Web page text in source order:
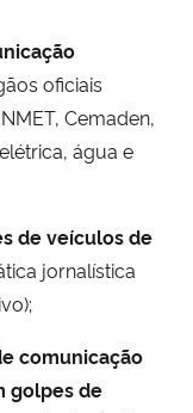
oficiais
Cemaden,
água e
de veículos de
jornalística
comunicação
golpes de